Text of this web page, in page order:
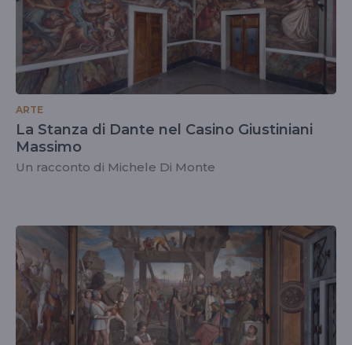
ARTE
La Stanza di Dante nel Casino Giustiniani
Massimo
Un racconto di Michele Di Monte